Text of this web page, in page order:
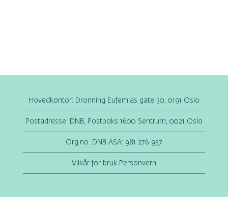
Hovedkontor: Dronning Eufemias gate 30, 0191 Oslo
Postadresse: DNB, Postboks 1600 Sentrum, 0021 Oslo
Org.no. DNB ASA: 981 276 957
Vilkår for bruk Personvern